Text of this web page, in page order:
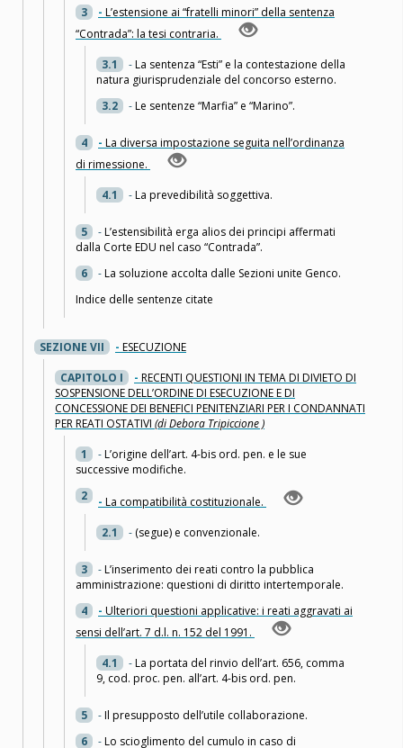
3
- L’estensione ai “fratelli minori” della sentenza
“Contrada”: la tesi contraria.
3.1
-La sentenza “Esti” e la contestazione della
natura giurisprudenziale del concorso esterno.
3.2
-Le sentenze “Marfia” e “Marino”.
4 - La diversa impostazione seguita nell’ordinanza
di rimessione.
4.1
-La prevedibilità soggettiva.
5 -L’estensibilità erga alios dei principi affermati
dalla Corte EDU nel caso “Contrada”.
6
-La soluzione accolta dalle Sezioni unite Genco.
Indice delle sentenze citate
SEZIONE VII - ESECUZIONE
CAPITOLO I
- RECENTI QUESTIONI IN TEMA DI DIVIETO DI
SOSPENSIONE DELL’ORDINE DI ESECUZIONE E DI
CONCESSIONE DEI BENEFICI PENITENZIARI PER I CONDANNATI
PER REATI OSTATIVI (di Debora Tripiccione )
1
-L’origine dell’art. 4-bis ord. pen. e le sue
successive modifiche.
2
- La compatibilità costituzionale.
2.1
- (segue) e convenzionale.
3 -L’inserimento dei reati contro la pubblica
amministrazione: questioni di diritto intertemporale.
4
- Ulteriori questioni applicative: i reati aggravati ai
sensi dell’art. 7 d.l. n. 152 del 1991.
4.1
-La portata del rinvio dell’art. 656, comma
9, cod. proc. pen. all’art. 4-bis ord. pen.
5 -Il presupposto dell’utile collaborazione.
6
-Lo scioglimento del cumulo in caso di